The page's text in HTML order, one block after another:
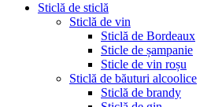
Sticlă de sticlă
Sticlă de vin
Sticlă de Bordeaux
Sticle de șampanie
Sticle de vin roșu
Sticlă de băuturi alcoolice
Sticlă de brandy